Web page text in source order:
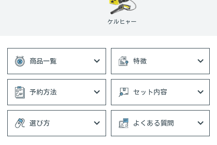
ケルヒャー
商品一覧 特徴
予約方法 セット内容
選び方 よくある質問